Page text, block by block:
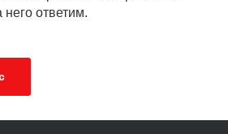
ответим.